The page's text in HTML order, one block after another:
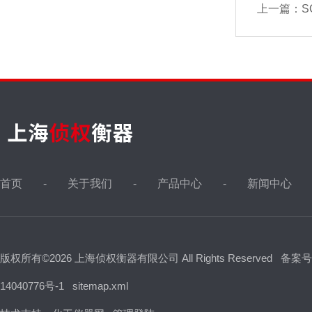
上一篇：
首页 关于我们 产品中心 新闻中心
版权所有©2026 上海侦权衡器有限公司 All Rights Reserved 备案
14040776号-1 sitemap.xml